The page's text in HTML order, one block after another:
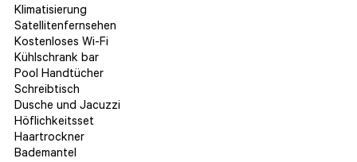
Klimatisierung
Satellitenfernsehen
Kostenloses Wi-Fi
Kühlschrank bar
Pool Handtücher
Schreibtisch
Dusche und Jacuzzi
Höflichkeitsset
Haartrockner
Bademantel